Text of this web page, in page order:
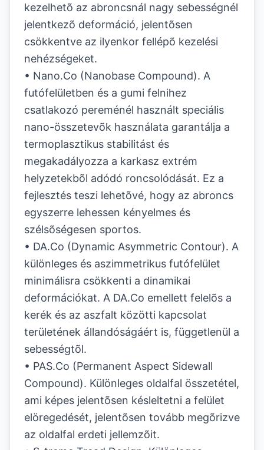
kezelhetõ az abroncsnál nagy sebességnél
jelentkezõ deformáció, jelentõsen
csökkentve az ilyenkor fellépõ kezelési
nehézségeket.
• Nano.Co (Nanobase Compound). A
futófelületben és a gumi felnihez
csatlakozó pereménél használt speciális
nano-összetevõk használata garantálja a
termoplasztikus stabilitást és
megakadályozza a karkasz extrém
helyzetekbõl adódó roncsolódását. Ez a
fejlesztés teszi lehetõvé, hogy az abroncs
egyszerre lehessen kényelmes és
szélsõségesen sportos.
• DA.Co (Dynamic Asymmetric Contour). A
különleges és aszimmetrikus futófelület
minimálisra csökkenti a dinamikai
deformációkat. A DA.Co emellett felelõs a
kerék és az aszfalt közötti kapcsolat
területének állandóságáért is, függetlenül a
sebességtõl.
• PAS.Co (Permanent Aspect Sidewall
Compound). Különleges oldalfal összetétel,
ami képes jelentõsen késleltetni a felület
elöregedését, jelentõsen tovább megõrizve
az oldalfal erdeti jellemzõit.